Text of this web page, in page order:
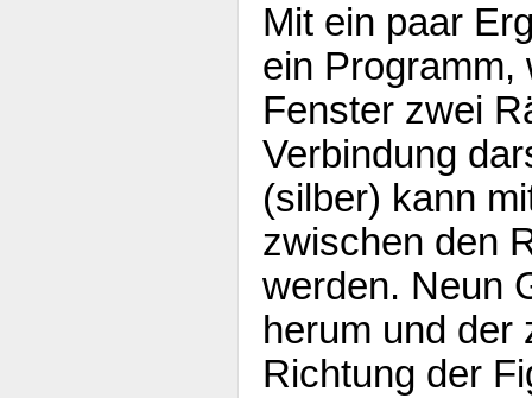
Mit ein paar
ein Programm,
Fenster zwei
Verbindung
(silber) kann
zwischen den
werden. Neun
herum und der
Richtung der